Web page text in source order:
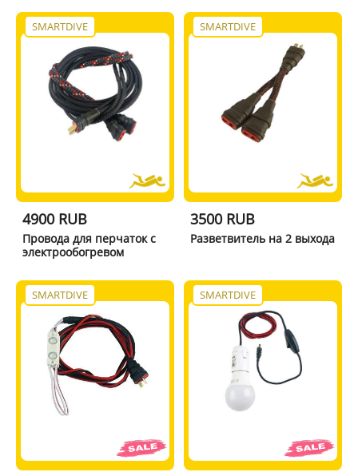
SMARTDIVE
4900 RUB
Провода для перчаток с
электрообогревом
SMARTDIVE
3500 RUB
Разветвитель на 2 выхода
SMARTDIVE SMARTDIVE